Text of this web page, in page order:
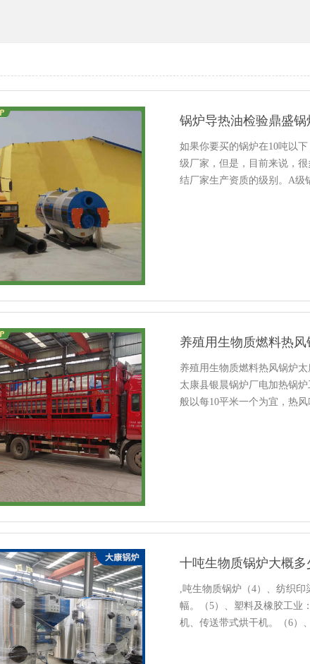
锅炉导热油检验鼎盛
如果你要买的锅炉在10吨以
级厂家，但是，目前来说，
结厂家生产资质的级别。A级
养殖用生物质燃料热
养殖用生物质燃料热风锅炉
太康县银晨锅炉厂电加热锅
般以每10平米一个为宜，热
十吨生物质锅炉大概
,吨生物质锅炉（4）、纺织
幅。（5）、塑料及橡胶工业
机、传送带式烘干机。（6）